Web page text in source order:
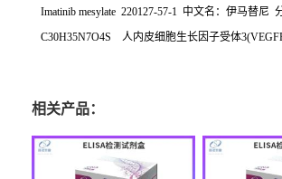
Imatinib mesylate 220127-57-1 中文名：伊马替尼
C30H35N7O4S 人内皮细胞生长因子受体
相关产品：